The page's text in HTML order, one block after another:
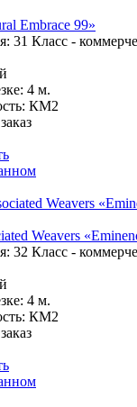
Embrace 99»
31 Класс -
4 м.
КМ2
Weavers
32 Класс -
4 м.
КМ2